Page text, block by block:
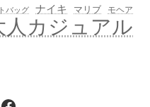
バッグ ナイキ マリブ モヘア
人カジュアル